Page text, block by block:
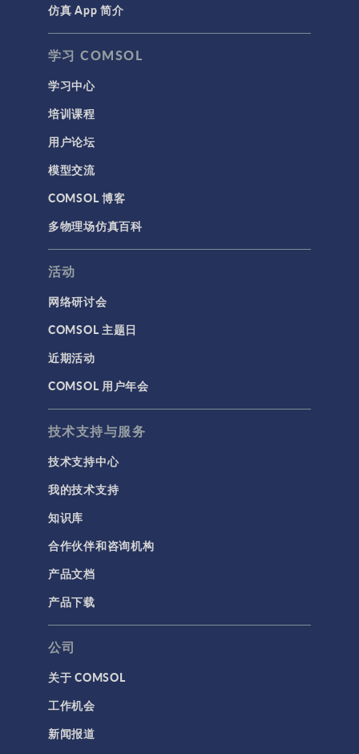
仿真 App 简介
学习 COMSOL
学习中心
培训课程
用户论坛
模型交流
COMSOL 博客
多物理场仿真百科
活动
网络研讨会
COMSOL 主题日
近期活动
COMSOL 用户年会
技术支持与服务
技术支持中心
我的技术支持
知识库
合作伙伴和咨询机构
产品文档
产品下载
公司
关于 COMSOL
工作机会
新闻报道